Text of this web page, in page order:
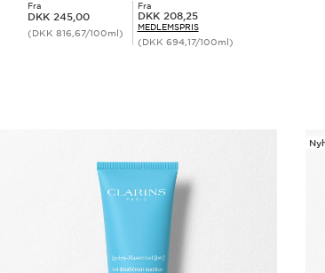
Fra
Nuværende pris DKK 245,00
DKK 245,00
(DKK 816,67/100ml)
Fra
Medlemspris DKK 208,25
DKK 208,25
MEDLEMSPRIS
(DKK 694,17/100ml)